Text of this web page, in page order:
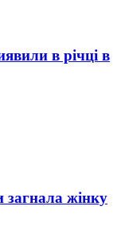
в річці в
жінку